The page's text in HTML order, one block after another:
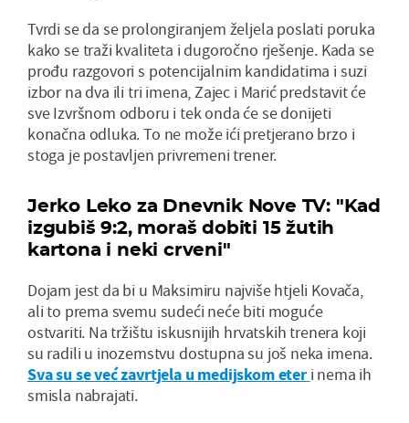
Tvrdi se da se prolongiranjem željela poslati poruka
kako se traži kvaliteta i dugoročno rješenje. Kada se
prođu razgovori s potencijalnim kandidatima i suzi
izbor na dva ili tri imena, Zajec i Marić predstavit će
sve Izvršnom odboru i tek onda će se donijeti
konačna odluka. To ne može ići pretjerano brzo i
stoga je postavljen privremeni trener.
Jerko Leko za Dnevnik Nove TV: "Kad
izgubiš 9:2, moraš dobiti 15 žutih
kartona i neki crveni"
Dojam jest da bi u Maksimiru najviše htjeli Kovača,
ali to prema svemu sudeći neće biti moguće
ostvariti. Na tržištu iskusnijih hrvatskih trenera koji
su radili u inozemstvu dostupna su još neka imena.
Sva su se već zavrtjela u medijskom eter i nema ih
smisla nabrajati.